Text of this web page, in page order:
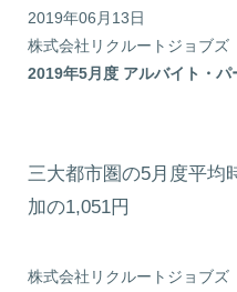
お問い合わせ
2019年06月13日
株式会社リクルートジョブズ
2019年5月度 アルバイト・
5
月
三大都市圏の5月度平均
加の1,051円
株式会社リクルートジョブズ